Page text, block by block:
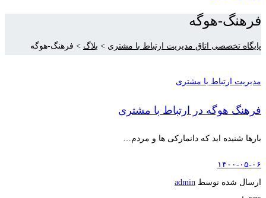
فرهنگ-هوگه
پایگاه تخصصی اتاق مدیریت ارتباط با مشتری > بلاگ > فرهنگ-هوگه
مدیریت ارتباط با مشتری
فرهنگ هوگه در ارتباط با مشتری
بارها شنیده اید که دانمارکی ها و مردم…
۱۴۰۰-۰۵-۰۶
ارسال شده توسط admin